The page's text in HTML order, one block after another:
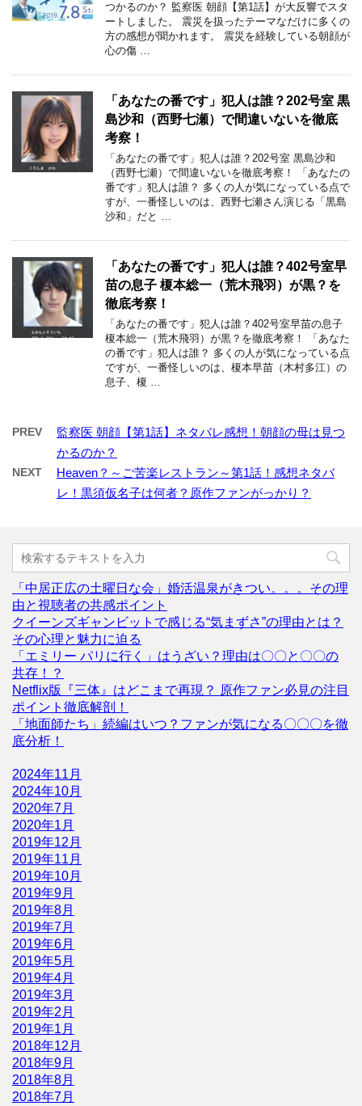
つかるのか？ 監察医 朝顔【第1話】が大反響でスタ
ートしました。 震災を扱ったテーマなだけに多くの
方の感想が聞かれます。 震災を経験している朝顔が
心の傷 …
「あなたの番です」犯人は誰？202号室 黒
島沙和（西野七瀬）で間違いないを徹底
考察！
「あなたの番です」犯人は誰？202号室 黒島沙和
（西野七瀬）で間違いないを徹底考察！ 「あなたの
番です」犯人は誰？ 多くの人が気になっている点で
すが、一番怪しいのは、西野七瀬さん演じる「黒島
沙和」だと …
「あなたの番です」犯人は誰？402号室早
苗の息子 榎本総一（荒木飛羽）が黒？を
徹底考察！
「あなたの番です」犯人は誰？402号室早苗の息子
榎本総一（荒木飛羽）が黒？を徹底考察！ 「あなた
の番です」犯人は誰？ 多くの人が気になっている点
ですが、一番怪しいのは、榎本早苗（木村多江）の
息子、榎 …
PREV
監察医 朝顔【第1話】ネタバレ感想！朝顔の母は見つ
かるのか？
NEXT
Heaven？～ご苦楽レストラン～第1話！感想ネタバ
レ！黒須仮名子は何者？原作ファンがっかり？
「中居正広の土曜日な会」婚活温泉がきつい。。。その理
由と視聴者の共感ポイント
クイーンズギャンビットで感じる“気まずさ”の理由とは？
その心理と魅力に迫る
「エミリー パリに行く」はうざい？理由は〇〇と〇〇の
共存！？
Netflix版『三体』はどこまで再現？ 原作ファン必見の注目
ポイント徹底解剖！
「地面師たち」続編はいつ？ファンが気になる〇〇〇を徹
底分析！
2024年11月
2024年10月
2020年7月
2020年1月
2019年12月
2019年11月
2019年10月
2019年9月
2019年8月
2019年7月
2019年6月
2019年5月
2019年4月
2019年3月
2019年2月
2019年1月
2018年12月
2018年9月
2018年8月
2018年7月